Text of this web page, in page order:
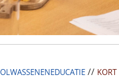
// KORT